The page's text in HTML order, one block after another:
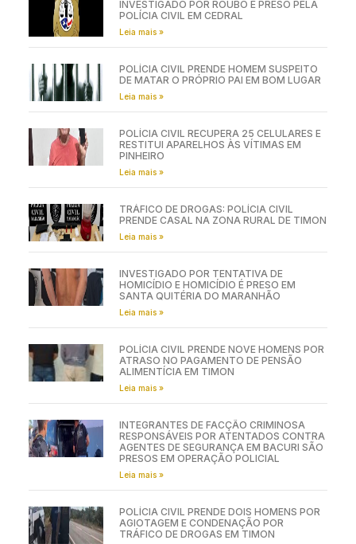
INVESTIGADO POR ROUBO É PRESO PELA
POLÍCIA CIVIL EM CEDRAL
Leia mais »
POLÍCIA CIVIL PRENDE HOMEM SUSPEITO
DE MATAR O PRÓPRIO PAI EM BOM LUGAR
Leia mais »
POLÍCIA CIVIL RECUPERA 25 CELULARES E
RESTITUI APARELHOS ÀS VÍTIMAS EM
PINHEIRO
Leia mais »
TRÁFICO DE DROGAS: POLÍCIA CIVIL
PRENDE CASAL NA ZONA RURAL DE TIMON
Leia mais »
INVESTIGADO POR TENTATIVA DE
HOMICÍDIO E HOMICÍDIO É PRESO EM
SANTA QUITÉRIA DO MARANHÃO
Leia mais »
POLÍCIA CIVIL PRENDE NOVE HOMENS POR
ATRASO NO PAGAMENTO DE PENSÃO
ALIMENTÍCIA EM TIMON
Leia mais »
INTEGRANTES DE FACÇÃO CRIMINOSA
RESPONSÁVEIS POR ATENTADOS CONTRA
AGENTES DE SEGURANÇA EM BACURI SÃO
PRESOS EM OPERAÇÃO POLICIAL
Leia mais »
POLÍCIA CIVIL PRENDE DOIS HOMENS POR
AGIOTAGEM E CONDENAÇÃO POR
TRÁFICO DE DROGAS EM TIMON